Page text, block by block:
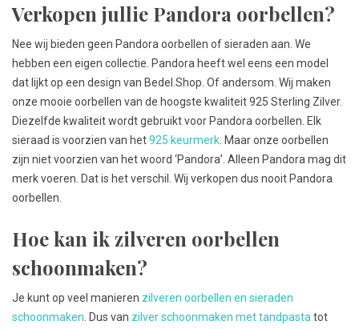
Verkopen jullie Pandora oorbellen?
Nee wij bieden geen Pandora oorbellen of sieraden aan. We
hebben een eigen collectie. Pandora heeft wel eens een model
dat lijkt op een design van Bedel.Shop. Of andersom. Wij maken
onze mooie oorbellen van de hoogste kwaliteit 925 Sterling Zilver.
Diezelfde kwaliteit wordt gebruikt voor Pandora oorbellen. Elk
sieraad is voorzien van het925 keurmerk . Maar onze oorbellen
zijn niet voorzien van het woord ‘Pandora’. Alleen Pandora mag dit
merk voeren. Dat is het verschil. Wij verkopen dus nooit Pandora
oorbellen.
Hoe kan ik zilveren oorbellen
schoonmaken?
Je kunt op veel manieren zilveren oorbellen en sieraden
schoonmaken . Dus van zilver schoonmaken met tandpasta tot